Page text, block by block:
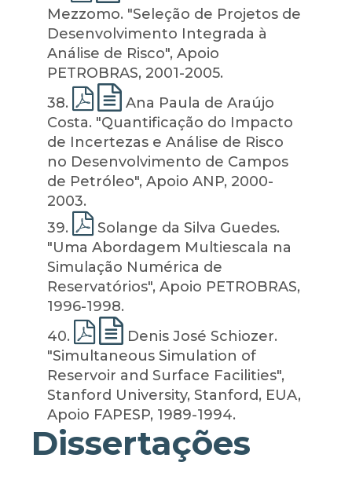
Mezzomo. "Seleção de Projetos de
Desenvolvimento Integrada à
Análise de Risco", Apoio
PETROBRAS, 2001-2005.
38.
Ana Paula de Araújo
Costa. "Quantificação do Impacto
de Incertezas e Análise de Risco
no Desenvolvimento de Campos
de Petróleo", Apoio ANP, 2000-
2003.
39.
Solange da Silva Guedes.
"Uma Abordagem Multiescala na
Simulação Numérica de
Reservatórios", Apoio PETROBRAS,
1996-1998.
40.
Denis José Schiozer.
"Simultaneous Simulation of
Reservoir and Surface Facilities",
Stanford University, Stanford, EUA,
Apoio FAPESP, 1989-1994.
Dissertações